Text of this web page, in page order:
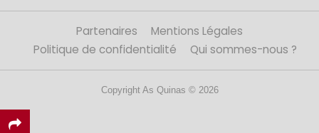
Partenaires
Mentions Légales
Politique de confidentialité
Qui sommes-nous ?
Copyright As Quinas © 2026